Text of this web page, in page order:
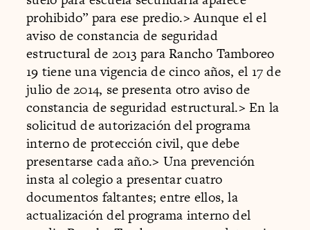
prohibido” para ese predio.>Aunque el el
aviso de constancia de seguridad
estructural de 2013 para Rancho Tamboreo
19 tiene una vigencia de cinco años, el 17 de
julio de 2014, se presenta otro aviso de
constancia de seguridad estructural.> En la
solicitud de autorización del programa
interno de protección civil, que debe
presentarse cada año.> Una prevención
insta al colegio a presentar cuatro
documentos faltantes; entre ellos, la
actualización del programa interno del